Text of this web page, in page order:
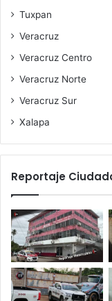
Tuxpan
Veracruz
Veracruz Centro
Veracruz Norte
Veracruz Sur
Xalapa
Reportaje